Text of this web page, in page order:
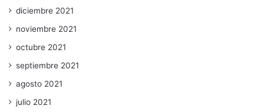
diciembre 2021
noviembre 2021
octubre 2021
septiembre 2021
agosto 2021
julio 2021